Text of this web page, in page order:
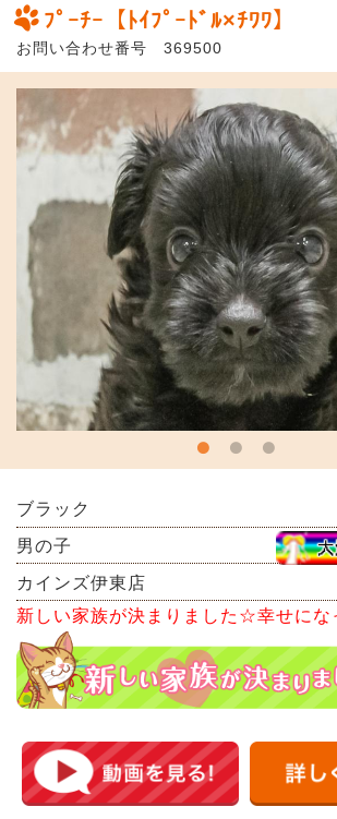
ﾌﾟｰﾁｰ【ﾄｲﾌﾟｰﾄﾞﾙ×ﾁﾜﾜ】
お問い合わせ番号 369500
ブラック
男の子
カインズ伊東店
新しい家族が決まりました☆幸せにな